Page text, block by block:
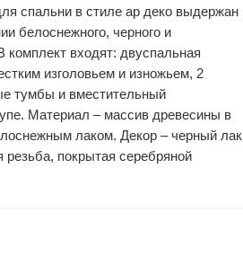
спальни в стиле ар деко выдержан
белоснежного, черного и
комплект входят: двуспальная
изголовьем и изножьем, 2
тумбы и вместительный
Материал – массив древесины в
лаком. Декор – черный лак
покрытая серебряной